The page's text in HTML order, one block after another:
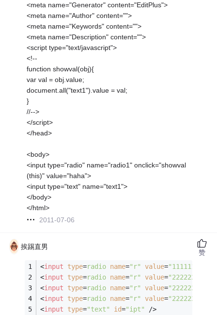
<meta name="Generator" content="EditPlus">
<meta name="Author" content="">
<meta name="Keywords" content="">
<meta name="Description" content="">
<script type="text/javascript">
<!--
function showval(obj){
var val = obj.value;
document.all("text1").value = val;
}
//-->
</script>
</head>
<body>
<input type="radio" name="radio1" onclick="showval
(this)" value="haha">
<input type="text" name="text1">
</body>
</html>
2011-07-06
挨踢直男
<input type=radio name="r" value="111111111"
<input type=radio name="r" value="2222222"
<input type=radio name="r" value="22222222"
<input type=radio name="r" value=
<input type="text" id="ipt"
/>
赞